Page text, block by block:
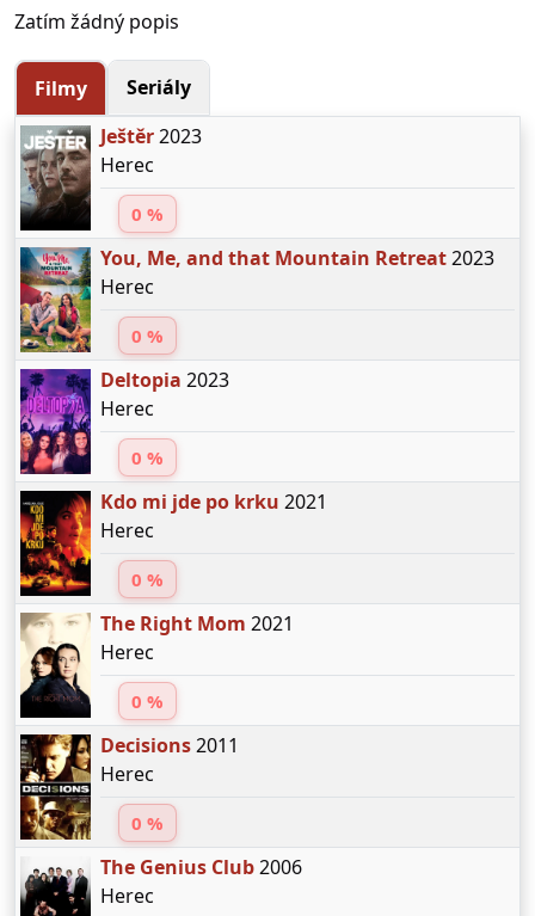
Zatím žádný popis
Filmy
Seriály
Ještěr2023
Herec
0 %
You, Me, and that Mountain Retreat2023
Herec
0 %
Deltopia 2023
Herec
0 %
Kdo mi jde po krku 2021
Herec
0 %
The Right Mom 2021
Herec
0 %
Decisions2011
Herec
0 %
The Genius Club2006
Herec